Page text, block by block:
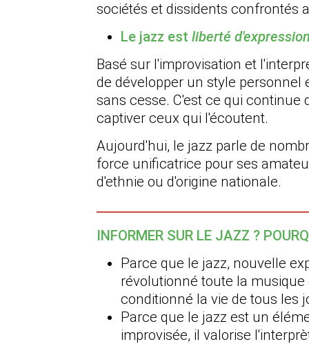
sociétés et dissidents confrontés
Le jazz est liberté
Basé sur l'improvisation et
de développer un style personnel
sans cesse. C'est ce qui continue
captiver ceux qui l'écoutent.
Aujourd'hui, le jazz parle de
force unificatrice pour ses
d'ethnie ou d'origine nationale.
INFORMER SUR LE JAZZ ?
Parce que le jazz, nouvelle
révolutionné toute la
conditionné la vie de tous les
Parce que le jazz est un
improvisée, il valorise